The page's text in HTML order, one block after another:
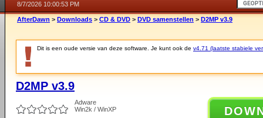
8/7/2026 10:00:53 PM
AfterDawn > Downloads > CD & DVD > DVD samenstellen > D2MP v3.9
Dit is een oude versie van deze software. Je kunt ook de v4.71 (laatste stabiele
D2MP v3.9
Adware
Win2k / WinXP